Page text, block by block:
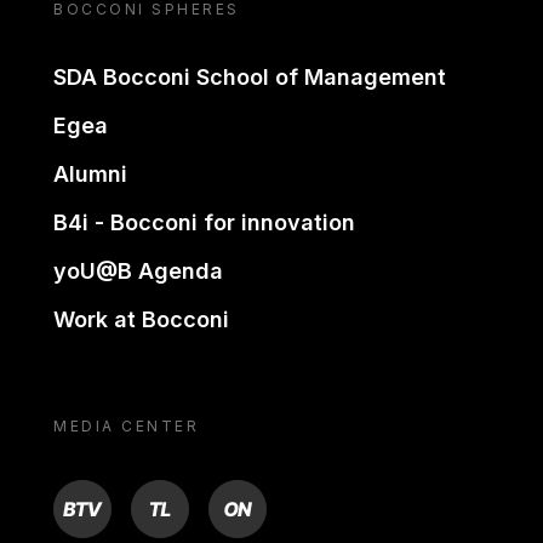
BOCCONI SPHERES
SDA Bocconi School of Management
Egea
Alumni
B4i - Bocconi for innovation
yoU@B Agenda
Work at Bocconi
MEDIA CENTER
BTV TL ON